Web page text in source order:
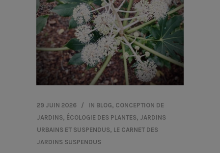
29 JUIN 2026 IN BLOG, CONCEPTION DE
JARDINS, ÉCOLOGIE DES PLANTES, JARDINS
URBAINS ET SUSPENDUS, LE CARNET DES
JARDINS SUSPENDUS